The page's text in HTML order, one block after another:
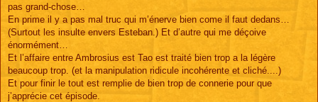
pas grand-chose…
En prime il y a pas mal truc qui m’énerve bien come il faut dedans…
(Surtout les insulte envers Esteban.) Et d’autre qui me déçoive
énormément…
Et l’affaire entre Ambrosius est Tao est traité bien trop a la légère
beaucoup trop. (et la manipulation ridicule incohérente et cliché....)
Et pour finir le tout est remplie de bien trop de connerie pour que
j’apprécie cet épisode.